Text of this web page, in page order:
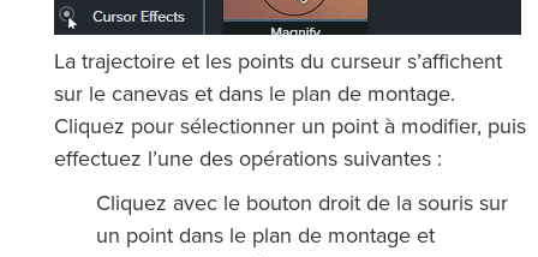
La trajectoire et les points du curseur s’affichent
sur le canevas et dans le plan de montage.
Cliquez pour sélectionner un point à modifier, puis
effectuez l’une des opérations suivantes :
Cliquez avec le bouton droit de la souris sur
un point dans le plan de montage et